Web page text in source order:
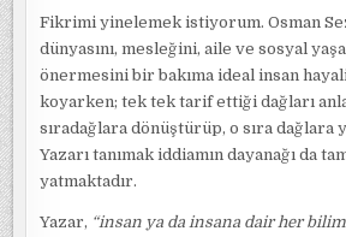
Fikrimi yinelemek istiyorum. Osman
dünyasını, mesleğini, aile ve sosyal
önermesini bir bakıma ideal insan
koyarken; tek tek tarif ettiği dağları
sıradağlara dönüştürüp, o sıra dağlara
Yazarı tanımak iddiamın dayanağı da
yatmaktadır.
Yazar, “insan ya da insana dair her